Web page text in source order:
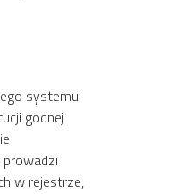
systemu
godnej
w rejestrze,